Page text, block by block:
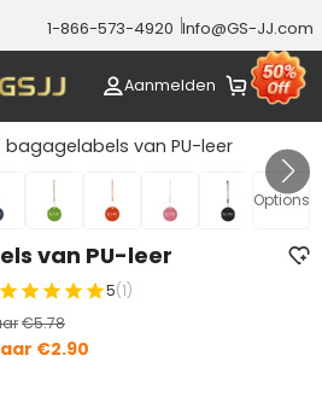
1-866-573-4920 Info@GS-JJ.com
Aanmelden
bagagelabels van PU-leer
Options
GALERIJ 1/10
van PU-leer
5(1)
€5.78
€2.90